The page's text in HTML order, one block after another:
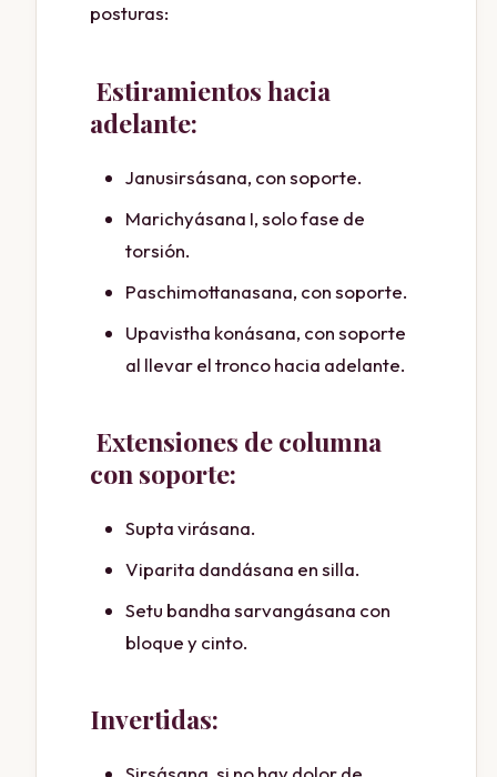
posturas:
Estiramientos hacia
adelante:
Janusirsásana, con soporte.
Marichyásana I, solo fase de
torsión.
Paschimottanasana, con soporte.
Upavistha konásana, con soporte
al llevar el tronco hacia adelante.
Extensiones de columna
con soporte:
Supta virásana.
Viparita dandásana en silla.
Setu bandha sarvangásana con
bloque y cinto.
Invertidas: